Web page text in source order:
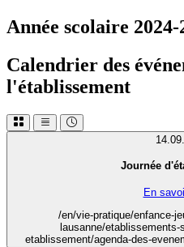
Année scolaire 2024-
Calendrier des
l'établissement
Journée
En
/en/vie-pratique/enfance-
lausanne/
etablissement/agenda-des-